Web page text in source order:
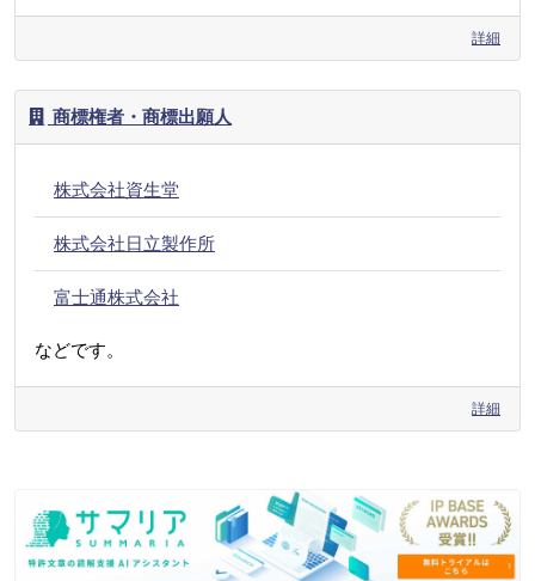
詳細
商標権者・商標出願人
株式会社資生堂
株式会社日立製作所
富士通株式会社
などです。
詳細